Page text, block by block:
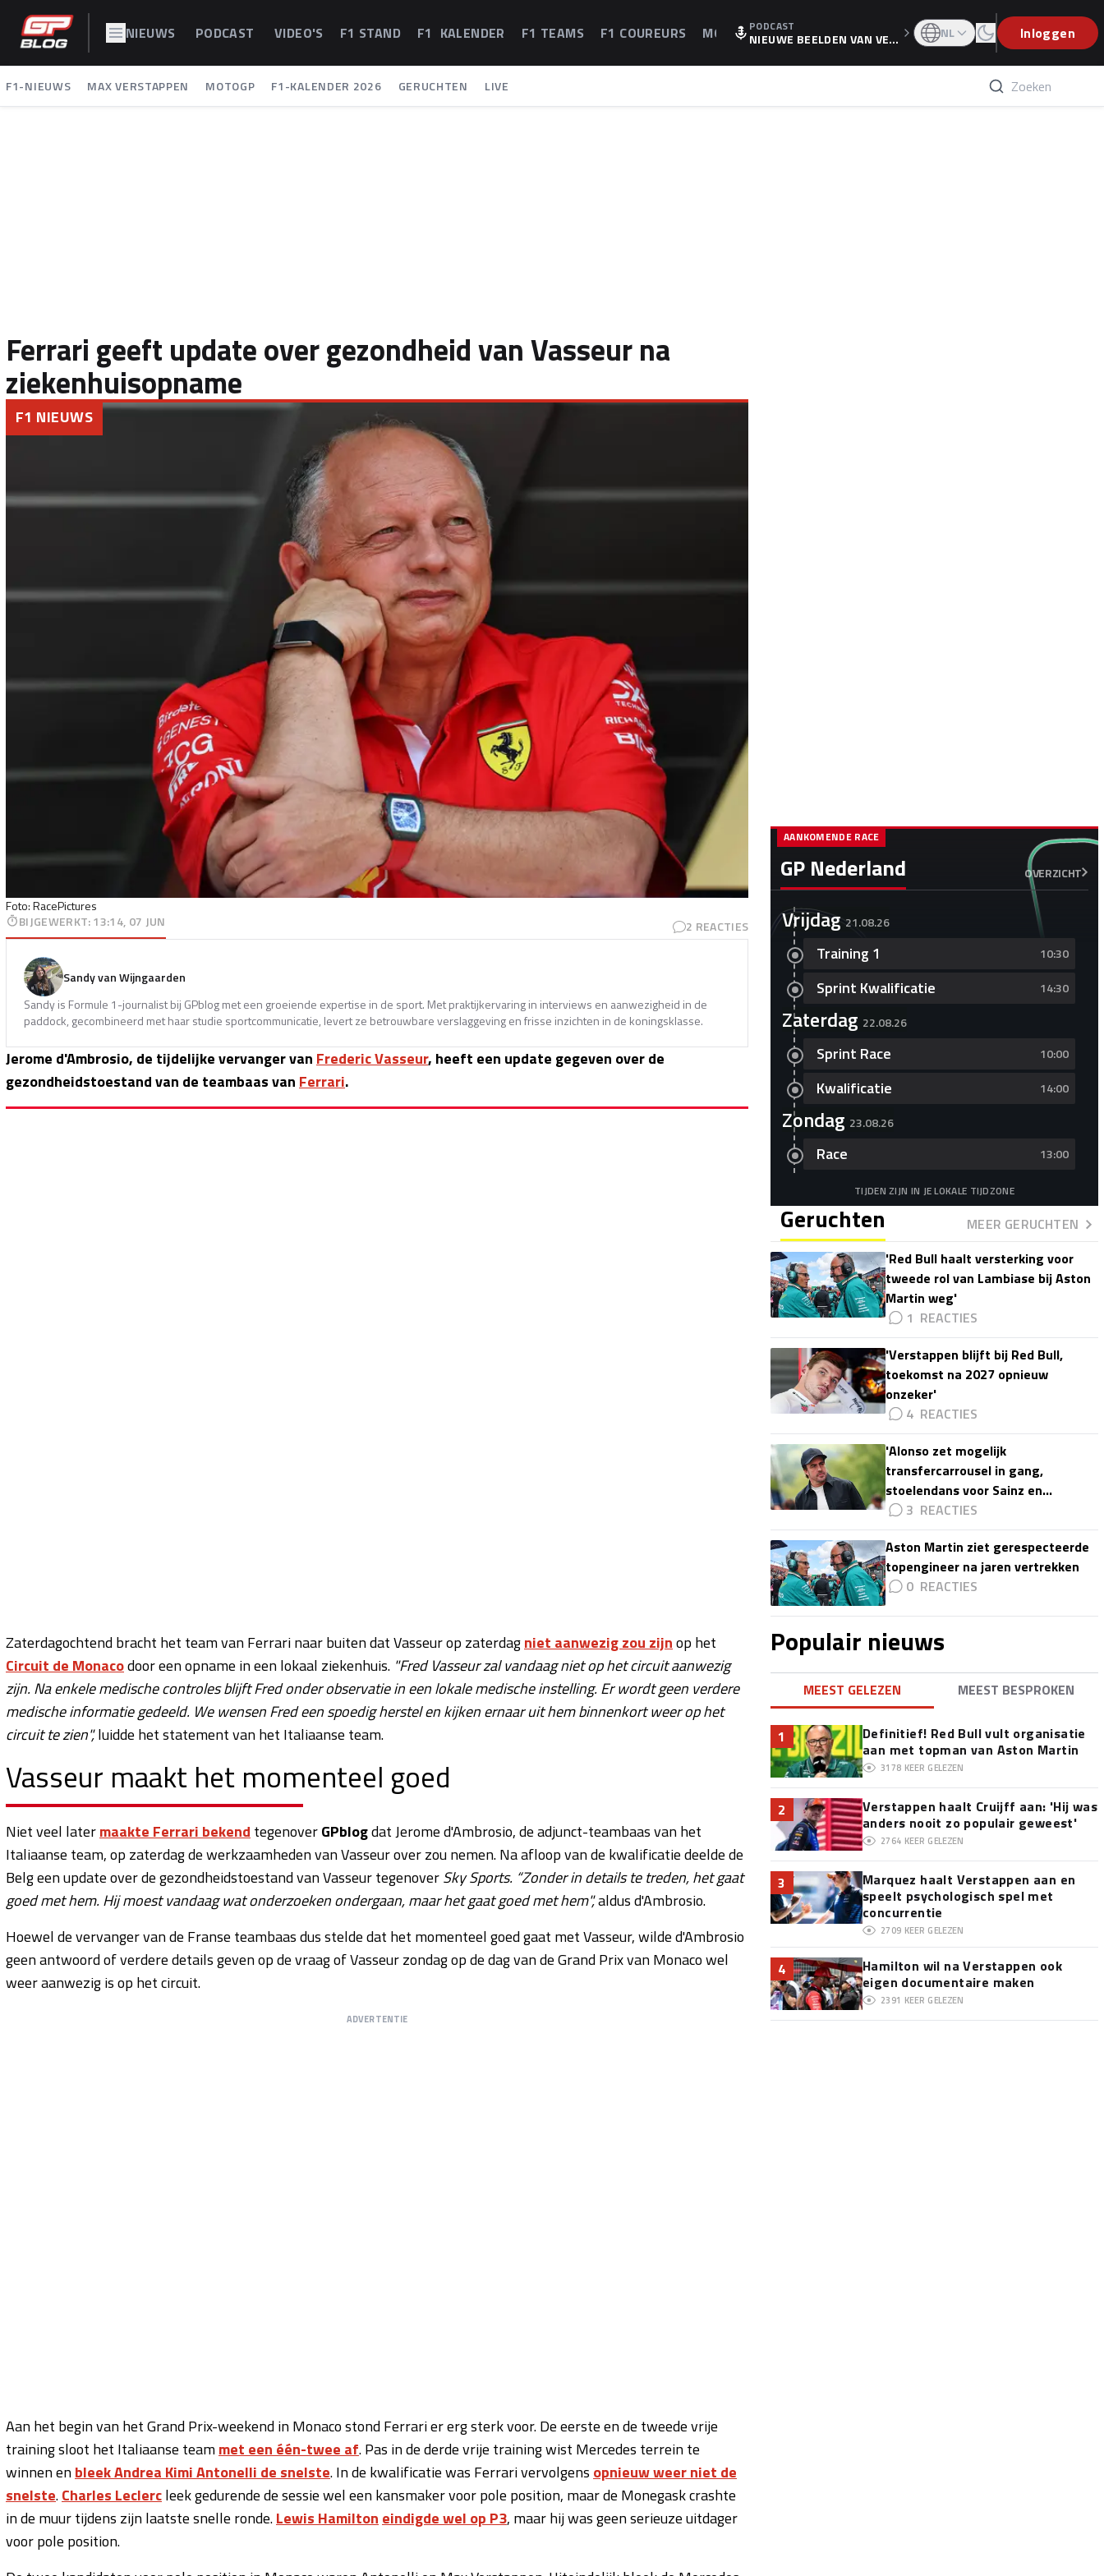
NIEUWS PODCAST VIDEO'S F1 STAND F1 KALENDER F1 TEAMS F1 COUREURS MOTOGPPODCAST
NIEUWE BEELDEN VAN VER
WEET IS ER NU GETEKEND'
NL Inloggen
F1-NIEUWS MAX VERSTAPPEN MOTOGP F1-KALENDER 2026 GERUCHTEN LIVE
Ferrari geeft update over gezondheid van Vasseur na
ziekenhuisopname
Foto: RacePictures
F1 NIEUWS
BIJGEWERKT:13:14, 07 JUN 2 REACTIES
Sandy van Wijngaarden
Sandy is Formule 1-journalist bij GPblog met een groeiende expertise in de sport. Met praktijkervaring in interviews en aanwezigheid in de
paddock, gecombineerd met haar studie sportcommunicatie, levert ze betrouwbare verslaggeving en frisse inzichten in de koningsklasse.
Jerome d'Ambrosio, de tijdelijke vervanger van Frederic Vasseur, heeft een update gegeven over de
gezondheidstoestand van de teambaas van Ferrari.
Zaterdagochtend bracht het team van Ferrari naar buiten dat Vasseur op zaterdagniet aanwezig zou zijnop het
Circuit de Monacodoor een opname in een lokaal ziekenhuis. "Fred Vasseur zal vandaag niet op het circuit aanwezig
zijn. Na enkele medische controles blijft Fred onder observatie in een lokale medische instelling. Er wordt geen verdere
medische informatie gedeeld. We wensen Fred een spoedig herstel en kijken ernaar uit hem binnenkort weer op het
circuit te zien",luidde het statement van het Italiaanse team.
Vasseur maakt het momenteel goed
Niet veel latermaakte Ferrari bekend tegenoverGPblogdat Jerome d'Ambrosio, de adjunct-teambaas van het
Italiaanse team, op zaterdag de werkzaamheden van Vasseur over zou nemen. Na afloop van de kwalificatie deelde de
Belg een update over de gezondheidstoestand van Vasseur tegenoverSky Sports. “Zonder in details te treden, het gaat
goed met hem. Hij moest vandaag wat onderzoeken ondergaan, maar het gaat goed met hem",aldus d'Ambrosio.
Hoewel de vervanger van de Franse teambaas dus stelde dat het momenteel goed gaat met Vasseur, wilde d'Ambrosio
geen antwoord of verdere details geven op de vraag of Vasseur zondag op de dag van de Grand Prix van Monaco wel
weer aanwezig is op het circuit.
ADVERTENTIE
Aan het begin van het Grand Prix-weekend in Monaco stond Ferrari er erg sterk voor. De eerste en de tweede vrije
training sloot het Italiaanse teammet een één-twee af. Pas in de derde vrije training wist Mercedes terrein te
winnen enbleek Andrea Kimi Antonelli de snelste. In de kwalificatie was Ferrari vervolgens opnieuw weer niet de
snelste.Charles Leclercleek gedurende de sessie wel een kansmaker voor pole position, maar de Monegask crashte
in de muur tijdens zijn laatste snelle ronde.Lewis Hamilton eindigde wel op P3, maar hij was geen serieuze uitdager
voor pole position.
GP Nederland OVERZICHT
AANKOMENDE RACE
Vrijdag 21.08.26
Training 1 10:30
Sprint Kwalificatie 14:30
Zaterdag 22.08.26
Sprint Race 10:00
Kwalificatie 14:00
Zondag 23.08.26
Race 13:00
TIJDEN ZIJN IN JE LOKALE TIJDZONE
Geruchten
MEER GERUCHTEN
'Red Bull haalt versterking voor
tweede rol van Lambiase bij Aston
Martin weg'
1
'Verstappen blijft bij Red Bull,
toekomst na 2027 opnieuw
onzeker'
4
'Alonso zet mogelijk
transfercarrousel in gang,
stoelendans voor Sainz en
Colapinto'
3
Aston Martin ziet gerespecteerde
topengineer na jaren vertrekken
0
Populair nieuws
MEEST GELEZEN MEEST BESPROKEN
1
Definitief! Red Bull vult organisatie
aan met topman van Aston Martin
3178 KEER GELEZEN
2
Verstappen haalt Cruijff aan: 'Hij was
anders nooit zo populair geweest'
2764 KEER GELEZEN
3
Marquez haalt Verstappen aan en
speelt psychologisch spel met
concurrentie
2709 KEER GELEZEN
4
Hamilton wil na Verstappen ook
eigen documentaire maken
2391 KEER GELEZEN